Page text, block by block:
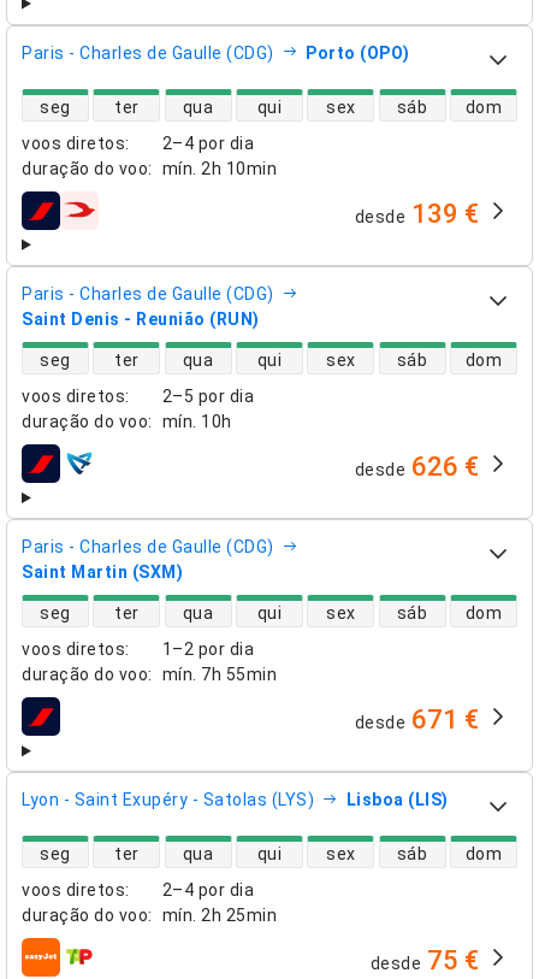
Paris - Charles de Gaulle (CDG) Porto (OPO)
voos diretos:
2–4 por dia
duração do voo: mín. 2h 10min
disponibilidade de voos diretos
seg ter qua qui sex sáb dom
companhias aéreas desde 139 €
Paris - Charles de Gaulle (CDG)
Saint Denis - Reunião (RUN)
voos diretos:
2–5 por dia
duração do voo: mín. 10h
disponibilidade de voos diretos
seg ter qua qui sex sáb dom
companhias aéreas desde 626 €
Paris - Charles de Gaulle (CDG)
Saint Martin (SXM)
voos diretos:
1–2 por dia
duração do voo: mín. 7h 55min
disponibilidade de voos diretos
seg ter qua qui sex sáb dom
companhias aéreas desde 671 €
Lyon - Saint Exupéry - Satolas (LYS) Lisboa (LIS)
voos diretos:
2–4 por dia
duração do voo: mín. 2h 25min
disponibilidade de voos diretos
seg ter qua qui sex sáb dom
companhias aéreas desde 75 €